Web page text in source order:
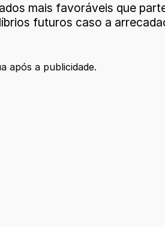
mais favoráveis que
futuros caso a
após a publicidade.